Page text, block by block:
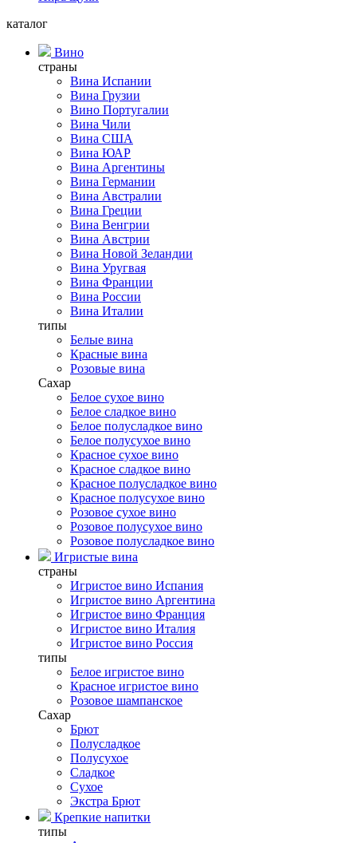
каталог
Вино
страны
Вина Испании
Вина Грузии
Вино Португалии
Вина Чили
Вина США
Вина ЮАР
Вина Аргентины
Вина Германии
Вина Австралии
Вина Греции
Вина Венгрии
Вина Австрии
Вина Новой Зеландии
Вина Уругвая
Вина Франции
Вина России
Вина Италии
типы
Белые вина
Красные вина
Розовые вина
Сахар
Белое сухое вино
Белое сладкое вино
Белое полусладкое вино
Белое полусухое вино
Красное сухое вино
Красное сладкое вино
Красное полусладкое вино
Красное полусухое вино
Розовое сухое вино
Розовое полусухое вино
Розовое полусладкое вино
Игристые вина
страны
Игристое вино Испания
Игристое вино Аргентина
Игристое вино Франция
Игристое вино Италия
Игристое вино Россия
типы
Белое игристое вино
Красное игристое вино
Розовое шампанское
Сахар
Брют
Полусладкое
Полусухое
Сладкое
Сухое
Экстра Брют
Крепкие напитки
типы